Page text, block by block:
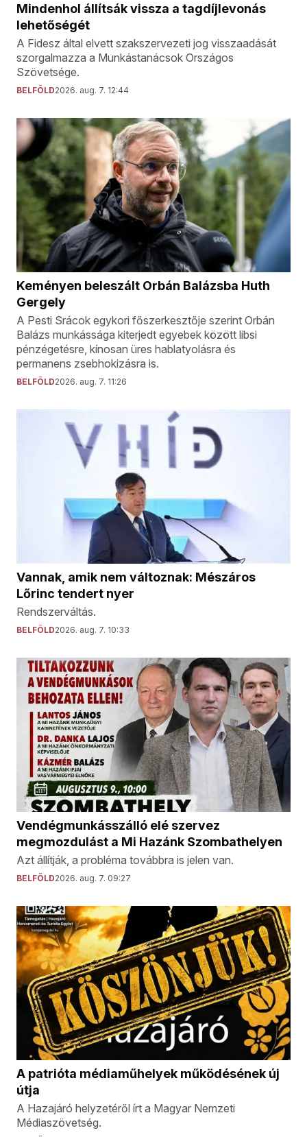
Mindenhol állítsák vissza a tagdíjlevonás
lehetőségét
A Fidesz által elvett szakszervezeti jog visszaadását
szorgalmazza a Munkástanácsok Országos
Szövetsége.
BELFÖLD2026. aug. 7. 12:44
Keményen beleszált Orbán Balázsba Huth
Gergely
A Pesti Srácok egykori főszerkesztője szerint Orbán
Balázs munkássága kiterjedt egyebek között libsi
pénzégetésre, kínosan üres hablatyolásra és
permanens zsebhokizásra is.
BELFÖLD2026. aug. 7. 11:26
Vannak, amik nem változnak: Mészáros
Lőrinc tendert nyer
Rendszerváltás.
BELFÖLD2026. aug. 7. 10:33
Vendégmunkásszálló elé szervez
megmozdulást a Mi Hazánk Szombathelyen
Azt állítják, a probléma továbbra is jelen van.
BELFÖLD2026. aug. 7. 09:27
A patrióta médiaműhelyek működésének új
útja
A Hazajáró helyzetéről írt a Magyar Nemzeti
Médiaszövetség.